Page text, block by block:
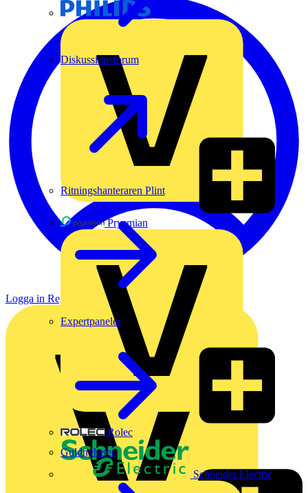
Prysmian
Rolec
Schneider Electric
Diskussionsforum
Ritningshanteraren Plint
Expertpaneler
Guldnyheter
Logga in Registrera dig